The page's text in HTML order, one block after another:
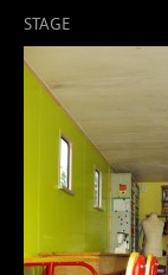
STAGE